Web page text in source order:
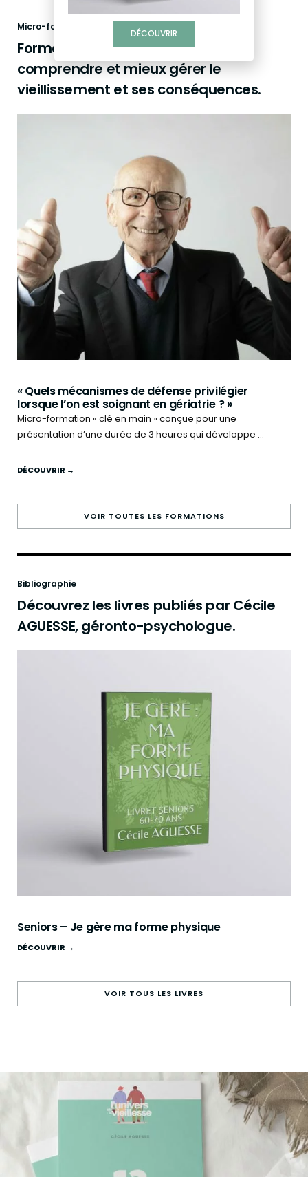
Micro-formations
Formez-vous en autonomie pour
comprendre et mieux gérer le
vieillissement et ses conséquences.
« Quels mécanismes de défense privilégier
lorsque l’on est soignant en gériatrie ? »
Micro-formation « clé en main » conçue pour une
présentation d’une durée de 3 heures qui développe ...
DÉCOUVRIR →
VOIR TOUTES LES FORMATIONS
Bibliographie
Découvrez les livres publiés par Cécile
AGUESSE, géronto-psychologue.
Seniors – Je gère ma forme physique
DÉCOUVRIR →
VOIR TOUS LES LIVRES
DÉCOUVRIR